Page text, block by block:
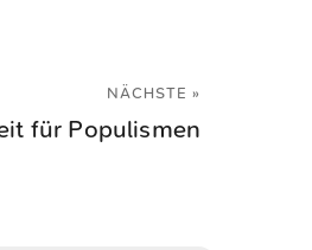
NÄCHSTE »
für Populismen